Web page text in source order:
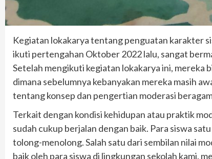
Kegiatan lokakarya tentang penguatan karakter
ikuti pertengahan Oktober 2022 lalu, sangat
Setelah mengikuti kegiatan lokakarya ini, mereka
dimana sebelumnya kebanyakan mereka masih
tentang konsep dan pengertian moderasi
Terkait dengan kondisi kehidupan atau praktik
sudah cukup berjalan dengan baik. Para siswa
tolong-menolong. Salah satu dari sembilan nilai
baik oleh para siswa di lingkungan sekolah kami,